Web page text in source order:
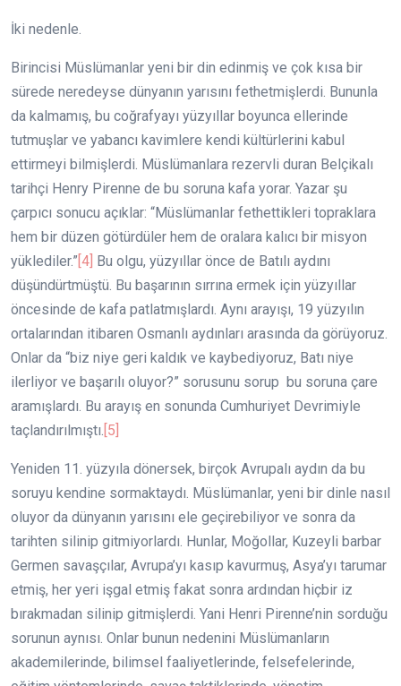
İki nedenle.
Birincisi Müslümanlar yeni bir din edinmiş ve çok kısa bir
sürede neredeyse dünyanın yarısını fethetmişlerdi. Bununla
da kalmamış, bu coğrafyayı yüzyıllar boyunca ellerinde
tutmuşlar ve yabancı kavimlere kendi kültürlerini kabul
ettirmeyi bilmişlerdi. Müslümanlara rezervli duran Belçikalı
tarihçi Henry Pirenne de bu soruna kafa yorar. Yazar şu
çarpıcı sonucu açıklar: “Müslümanlar fethettikleri topraklara
hem bir düzen götürdüler hem de oralara kalıcı bir misyon
yüklediler.” [4] Bu olgu, yüzyıllar önce de Batılı aydını
düşündürtmüştü. Bu başarının sırrına ermek için yüzyıllar
öncesinde de kafa patlatmışlardı. Aynı arayışı, 19 yüzyılın
ortalarından itibaren Osmanlı aydınları arasında da görüyoruz.
Onlar da “biz niye geri kaldık ve kaybediyoruz, Batı niye
ilerliyor ve başarılı oluyor?” sorusunu sorup bu soruna çare
aramışlardı. Bu arayış en sonunda Cumhuriyet Devrimiyle
taçlandırılmıştı. [5]
Yeniden 11. yüzyıla dönersek, birçok Avrupalı aydın da bu
soruyu kendine sormaktaydı. Müslümanlar, yeni bir dinle nasıl
oluyor da dünyanın yarısını ele geçirebiliyor ve sonra da
tarihten silinip gitmiyorlardı. Hunlar, Moğollar, Kuzeyli barbar
Germen savaşçılar, Avrupa’yı kasıp kavurmuş, Asya’yı tarumar
etmiş, her yeri işgal etmiş fakat sonra ardından hiçbir iz
bırakmadan silinip gitmişlerdi. Yani Henri Pirenne’nin sorduğu
sorunun aynısı. Onlar bunun nedenini Müslümanların
akademilerinde, bilimsel faaliyetlerinde, felsefelerinde,